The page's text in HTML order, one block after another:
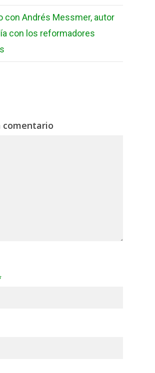
con Andrés Messmer, autor
con los reformadores
comentario